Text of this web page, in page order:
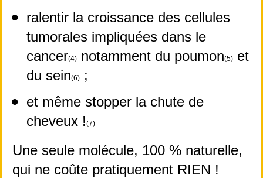
ralentir la croissance des cellules
tumorales impliquées dans le
cancer(4) notamment du poumon(5) et
du sein(6)
;
et même stopper la chute de
cheveux !(7)
Une seule molécule, 100 % naturelle,
qui ne coûte pratiquement RIEN !